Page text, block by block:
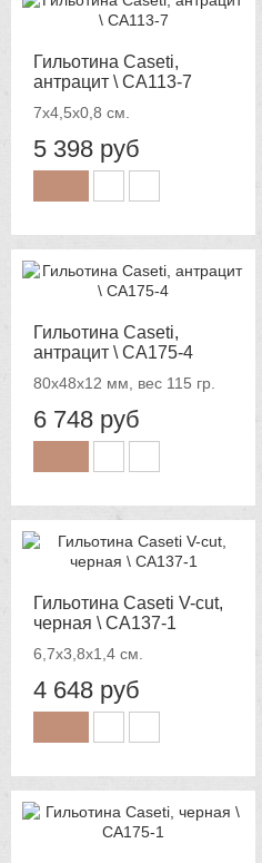
Гильотина Caseti,
антрацит \ CA113-7
7х4,5х0,8 см.
5 398 руб
Гильотина Caseti,
антрацит \ CA175-4
80x48x12 мм, вес 115 гр.
6 748 руб
Гильотина Caseti V-cut,
черная \ CA137-1
6,7х3,8х1,4 см.
4 648 руб